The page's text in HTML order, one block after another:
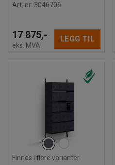
Art. nr: 3046706
17 875,-
eks. MVA
LEGG TIL
Finnes i flere varianter